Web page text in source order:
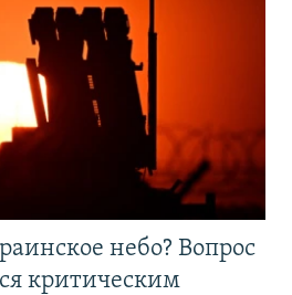
небо? Вопрос
критическим